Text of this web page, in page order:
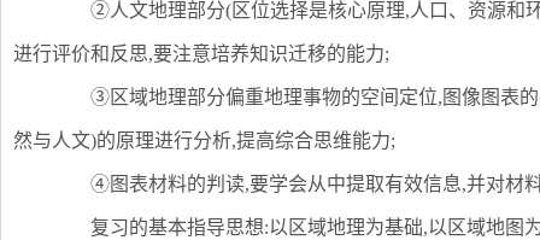
②人文地理部分(区位选择是核心原理,人口、资源和
进行评价和反思,要注意培养知识迁移的能力;
③区域地理部分偏重地理事物的空间定位,图像图表的
然与人文)的原理进行分析,提高综合思维能力;
④图表材料的判读,要学会从中提取有效信息,并对材料
复习的基本指导思想:以区域地理为基础,以区域地图